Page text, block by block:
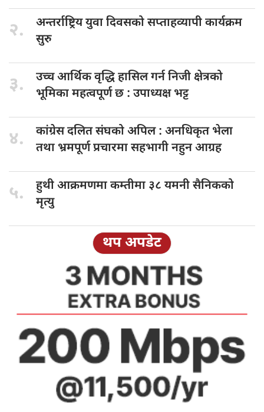
२. अन्तर्राष्ट्रिय युवादिवसको सप्ताहव्यापी कार्यक्रम
सुरु
३. उच्च आर्थिकवृद्धि हासिल गर्न निजी क्षेत्रको
भूमिका महत्वपूर्ण छ : उपाध्यक्ष भट्ट
४. कांग्रेस दलितसंघको अपिल : अनधिकृत भेला
तथा भ्रमपूर्ण प्रचारमा सहभागी नहुन आग्रह
५. हुथी आक्रमणमाकम्तीमा ३८ यमनी सैनिकको
मृत्यु
थप अपडेट